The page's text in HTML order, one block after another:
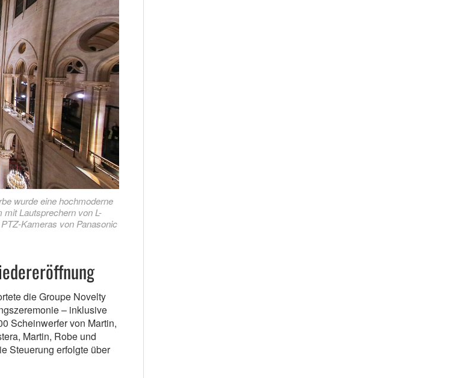
wurde eine hochmoderne
mit Lautsprechern von L-
Kameras von Panasonic
die Groupe Novelty
– inklusive
Scheinwerfer von Martin,
Martin, Robe und
Steuerung erfolgte über